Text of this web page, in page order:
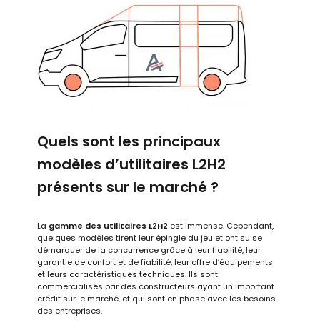
Quels sont les principaux
modèles d’utilitaires L2H2
présents sur le marché ?
La gamme des utilitaires L2H2 est immense. Cependant,
quelques modèles tirent leur épingle du jeu et ont su se
démarquer de la concurrence grâce à leur fiabilité, leur
garantie de confort et de fiabilité, leur offre d’équipements
et leurs caractéristiques techniques. Ils sont
commercialisés par des constructeurs ayant un important
crédit sur le marché, et qui sont en phase avec les besoins
des entreprises.